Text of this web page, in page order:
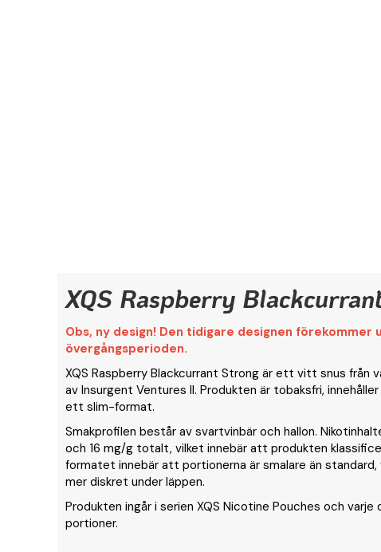
XQS Raspberry
Obs, ny design! Den tidigare designen förekommer
övergångsperioden.
XQS Raspberry Blackcurrant Strong är ett vitt snus från
av Insurgent Ventures II. Produkten är tobaksfri,
ett slim-format.
Smakprofilen består av svartvinbär och hallon.
och 16 mg/g totalt, vilket innebär att produkten
formatet innebär att portionerna är smalare än standard,
mer diskret under läppen.
Produkten ingår i serien XQS Nicotine Pouches och varje
portioner.